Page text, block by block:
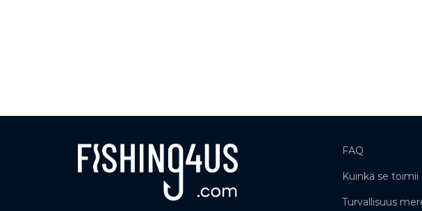
FAQ
Kuinka se toimii
Turvallisuus